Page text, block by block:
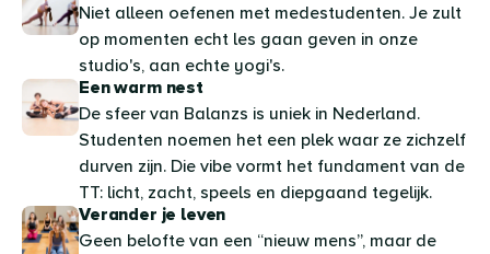
Niet alleen oefenen met medestudenten. Je zult
op momenten echt les gaan geven in onze
studio's, aan echte yogi's.
Een warm nest
De sfeer van Balanzs is uniek in Nederland.
Studenten noemen het een plek waar ze zichzelf
durven zijn. Die vibe vormt het fundament van de
TT: licht, zacht, speels en diepgaand tegelijk.
Verander je leven
Geen belofte van een “nieuw mens”, maar de